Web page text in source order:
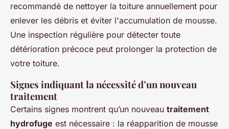
recommandé de nettoyer la toiture annuellement pour
enlever les débris et éviter l'accumulation de mousse.
Une inspection régulière pour détecter toute
détérioration précoce peut prolonger la protection de
votre toiture.
Signes indiquant la nécessité d’un nouveau
traitement
Certains signes montrent qu’un nouveau traitement
hydrofuge est nécessaire : la réapparition de mousse